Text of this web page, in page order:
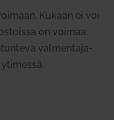
Kukaan ei voi
on voimaa.
val­men­ta­ja­